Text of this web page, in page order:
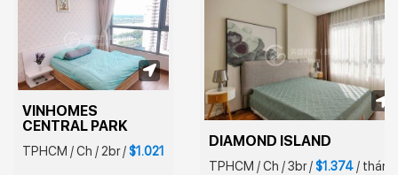
VINHOMES
CENTRAL PARK
TPHCM /Ch / 2br/$1.021
DIAMOND ISLAND
TPHCM /Ch /3br/$1.374/ tháng